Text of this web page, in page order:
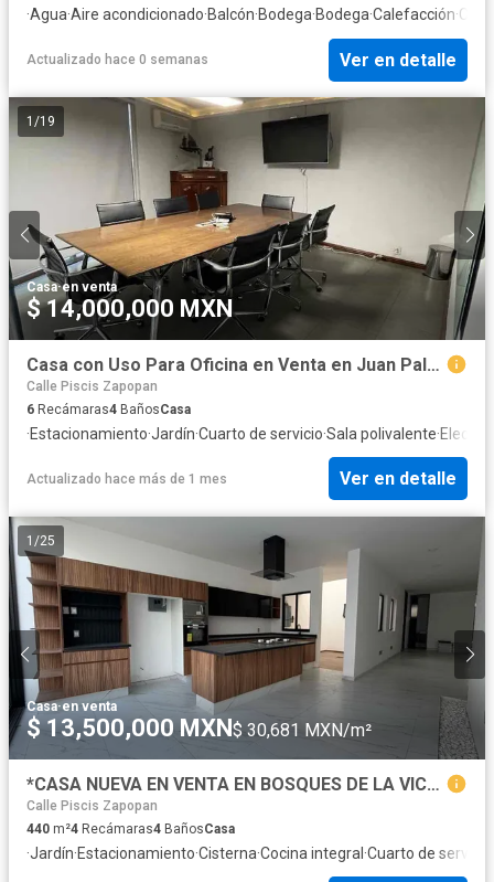
·Agua·Aire acondicionado·Balcón·Bodega·Bodega·Calefacción·
Actualizado hace 0 semanas Ver en detalle
1 /19
Casa·en venta
$ 14,000,000 MXN
Casa con Uso Para Oficina en Venta en Juan Palomar y Arias, Lista Para Despacho
Calle Piscis Zapopan
6 Recámaras4 BañosCasa
·Estacionamiento·Jardín·Cuarto de servicio·Sala polivalente·
Actualizado hace más de 1 mes Ver en detalle
1 /25
Casa·en venta
$ 13,500,000 MXN$ 30,681 MXN/m²
*CASA NUEVA EN VENTA EN BOSQUES DE LA VICTORIA A SOLO 3 CUADRAS DE EXPO GUADALAJARA*
Calle Piscis Zapopan
440 m²4 Recámaras4 BañosCasa
·Jardín·Estacionamiento·Cisterna·Cocina integral ·Cuarto de servicio